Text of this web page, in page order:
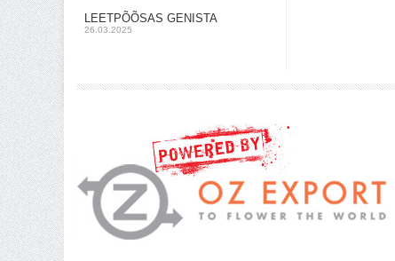
LEETPÕÕSAS GENISTA
26.03.2025
Shoproller.ee